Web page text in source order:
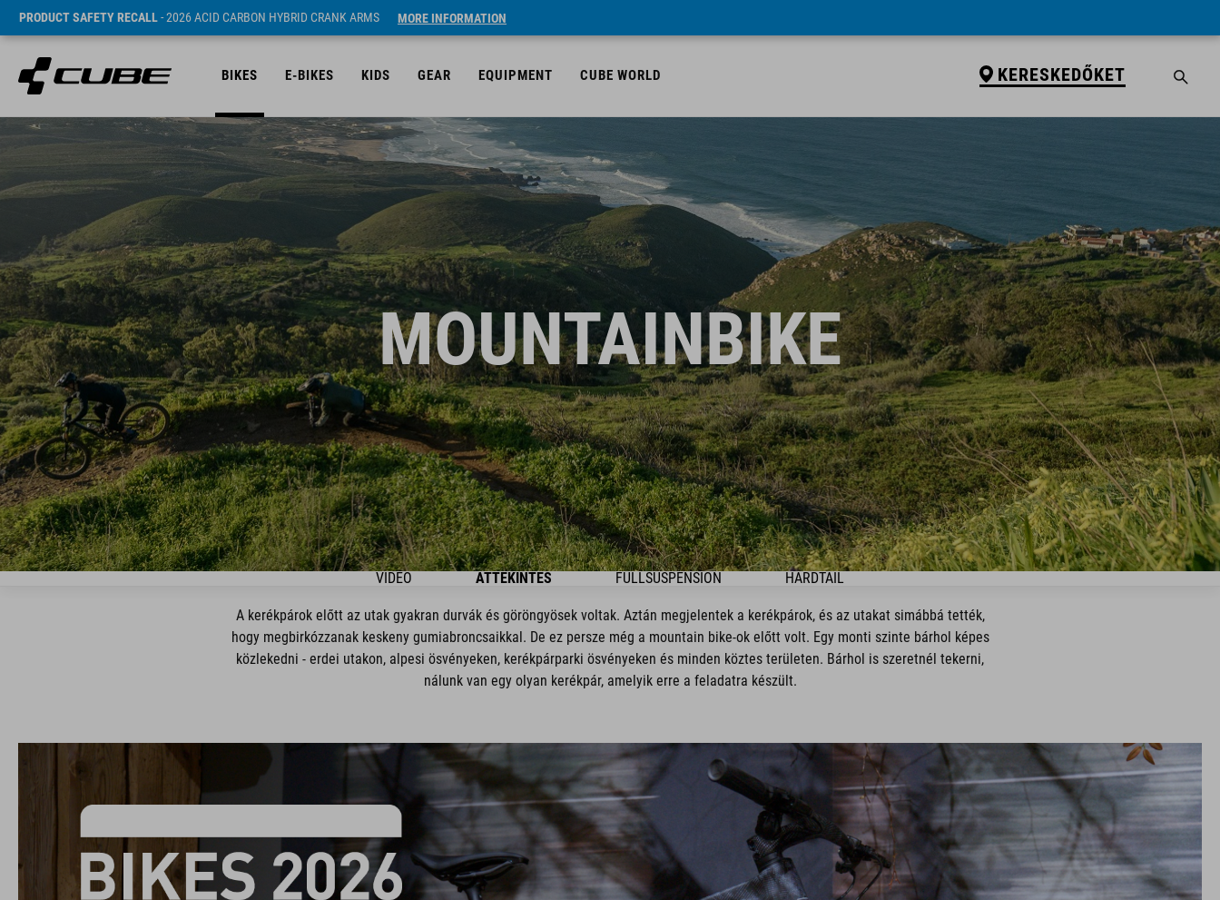
PRODUCT SAFETY RECALL- 2026 ACID CARBON HYBRID CRANK ARMS MORE INFORMATION
BIKES E-BIKES KIDS GEAR EQUIPMENT CUBE WORLD KERESKEDŐKET
MOUNTAINBIKE
VIDEO ÁTTEKINTÉS FULLSUSPENSION HARDTAIL
A kerékpárok előtt az utak gyakran durvák és göröngyösek voltak. Aztán megjelentek a kerékpárok, és az utakat simábbá tették,
hogy megbirkózzanak keskeny gumiabroncsaikkal. De ez persze még a mountain bike-ok előtt volt. Egy monti szinte bárhol képes
közlekedni - erdei utakon, alpesi ösvényeken, kerékpárparki ösvényeken és minden köztes területen. Bárhol is szeretnél tekerni,
nálunk van egy olyan kerékpár, amelyik erre a feladatra készült.